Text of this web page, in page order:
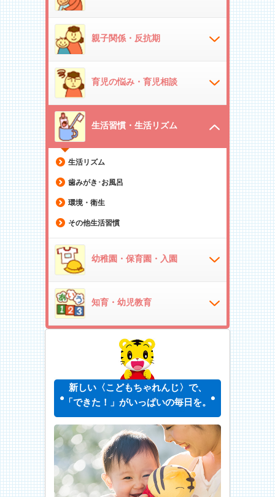
親子関係・反抗期
育児の悩み・育児相談
生活習慣・生活リズム
生活リズム
歯みがき･お風呂
環境・衛生
その他生活習慣
幼稚園・保育園・入園
知育・幼児教育
新しい〈こどもちゃれんじ〉で、
「できた！」がいっぱいの毎日を。